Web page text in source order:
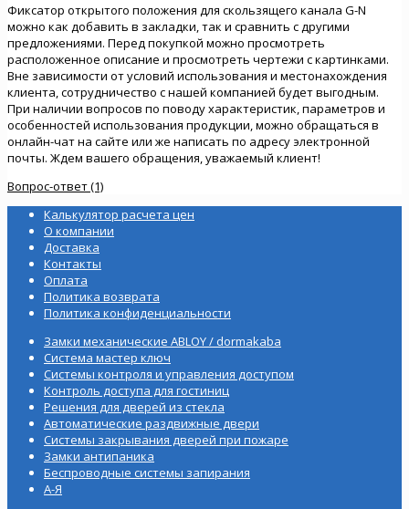
Фиксатор открытого положения для скользящего канала G-N
можно как добавить в закладки, так и сравнить с другими
предложениями. Перед покупкой можно просмотреть
расположенное описание и просмотреть чертежи с картинками.
Вне зависимости от условий использования и местонахождения
клиента, сотрудничество с нашей компанией будет выгодным.
При наличии вопросов по поводу характеристик, параметров и
особенностей использования продукции, можно обращаться в
онлайн-чат на сайте или же написать по адресу электронной
почты. Ждем вашего обращения, уважаемый клиент!
Вопрос-ответ (1)
Калькулятор расчета цен
О компании
Доставка
Контакты
Оплата
Политика возврата
Политика конфиденциальности
Замки механические ABLOY / dormakaba
Система мастер ключ
Системы контроля и управления доступом
Контроль доступа для гостиниц
Решения для дверей из стекла
Автоматические раздвижные двери
Системы закрывания дверей при пожаре
Замки антипаника
Беспроводные системы запирания
А-Я